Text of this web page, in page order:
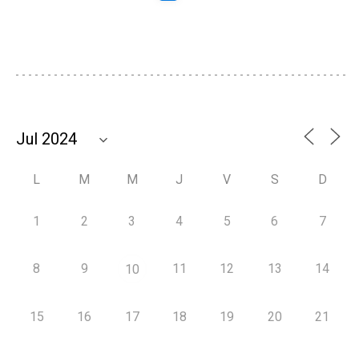
L M M J V S D
1 2 3 4 5 6 7
8 9 10 11 12 13 14
15 16 17 18 19 20 21